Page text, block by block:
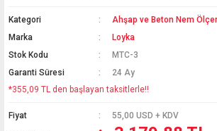
Kategori
Ahşap ve Beton Nem
Marka
Loyka
Stok Kodu
MTC-3
Garanti Süresi
24 Ay
*355,09 TL den başlayan taksitlerle!!
Fiyat 55,00 USD + KDV